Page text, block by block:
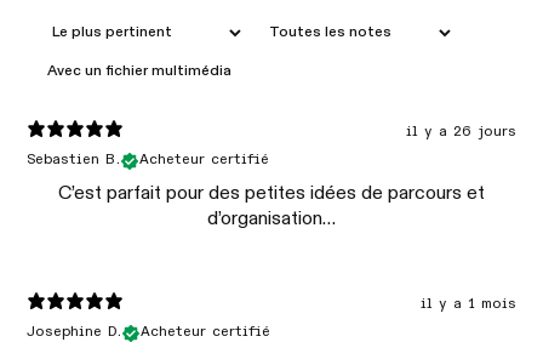
Avec un fichier multimédia
il y a 26 jours
Sebastien B.
Acheteur certifié
C’est parfait pour des petites idées de parcours et
d’organisation…
il y a 1 mois
Josephine D.
Acheteur certifié